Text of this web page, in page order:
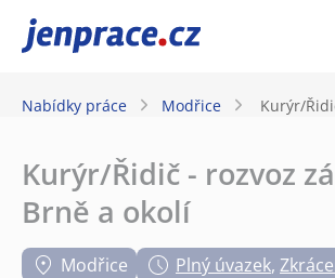
JenPráce.cz
Nabídky práce Modřice Kurýr/
Kurýr/Řidič - rozvoz
Brně a okolí
Modřice Plný úvazek,